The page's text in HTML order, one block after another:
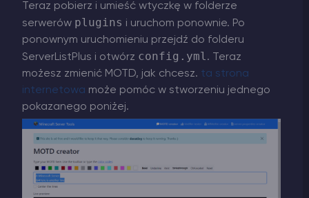
Teraz pobierz i umieść wtyczkę w folderze
serwerów plugins i uruchom ponownie. Po
ponownym uruchomieniu przejdź do folderu
ServerListPlus i otwórz config.yml. Teraz
możesz zmienić MOTD, jak chcesz. ta strona
internetowa może pomóc w stworzeniu jednego
pokazanego poniżej.